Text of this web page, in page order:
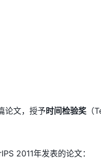
论文，授予时间检验奖
2011年发表的论文：